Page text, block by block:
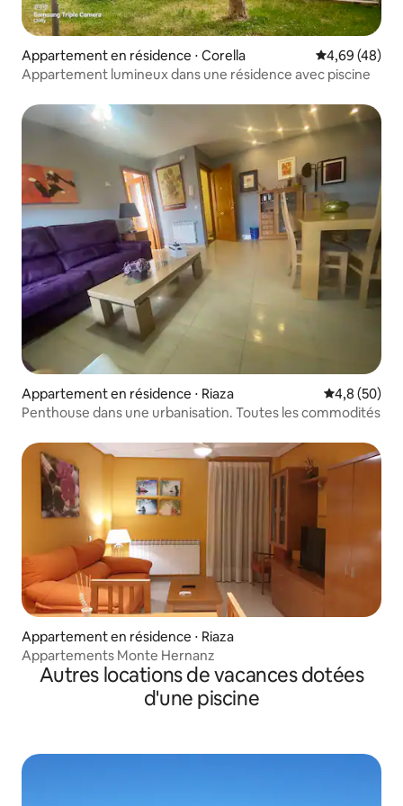
Appartement en résidence ⋅ Corella Évaluation
4,69 (48)
Appartement lumineux dans une résidence avec piscine
Appartement en résidence ⋅ Riaza Évaluation
4,8 (50)
Penthouse dans une urbanisation. Toutes les commodités
Appartement en résidence ⋅ Riaza
Appartements Monte Hernanz
Autres locations de vacances dotées
d'une piscine